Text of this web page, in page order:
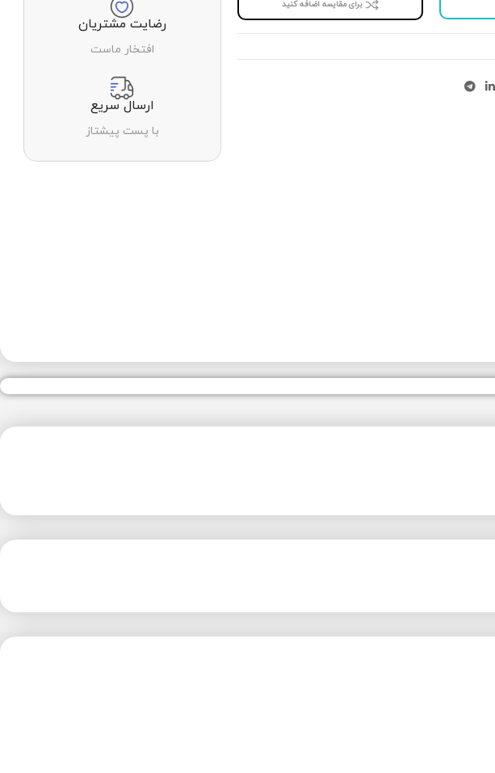
برای مقایسه اضافه کنید
رضایت مشتریان
افتخار ماست
ارسال سریع
با پست پیشتاز